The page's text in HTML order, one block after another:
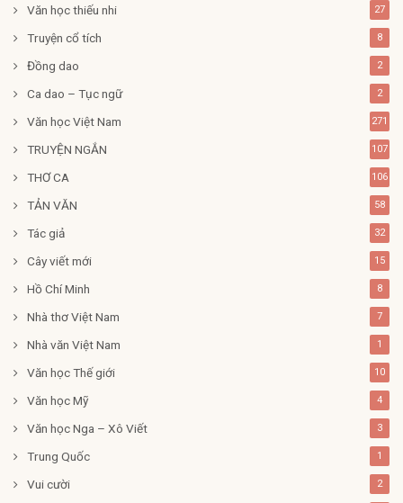
Văn học thiếu nhi 27
Truyện cổ tích 8
Đồng dao 2
Ca dao – Tục ngữ 2
Văn học Việt Nam 271
TRUYỆN NGẮN 107
THƠ CA 106
TẢN VĂN 58
Tác giả 32
Cây viết mới 15
Hồ Chí Minh 8
Nhà thơ Việt Nam 7
Nhà văn Việt Nam 1
Văn học Thế giới 10
Văn học Mỹ 4
Văn học Nga – Xô Viết 3
Trung Quốc 1
Vui cười 2